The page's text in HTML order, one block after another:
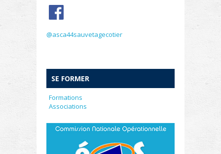
@asca44sauvetagecotier
SE FORMER
Formations
Associations